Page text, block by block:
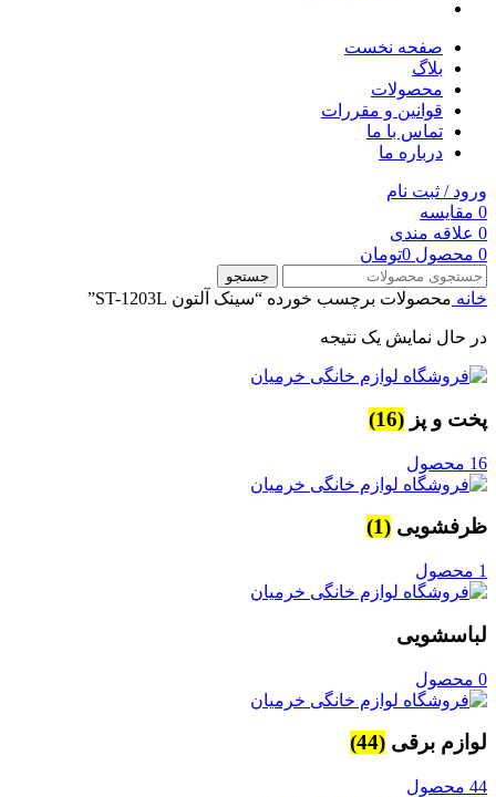
صفحه نخست
بلاگ
محصولات
قوانین و مقررات
تماس با ما
درباره ما
ورود / ثبت نام
0 مقایسه
0 علاقه مندی
0 محصول 0تومان
جستجو
خانه محصولات برچسب خورده “سینک آلتون ST-1203L”
در حال نمایش یک نتیجه
پخت و پز (16)
16 محصول
ظرفشویی (1)
1 محصول
لباسشویی
0 محصول
لوازم برقی (44)
44 محصول